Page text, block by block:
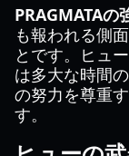
PRAGMATAの
も報われる側
とです。ヒュ
は多大な時間
の努力を尊重
す。